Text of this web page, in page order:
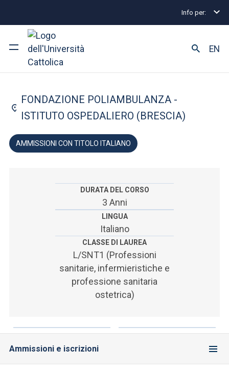
Info per:
Corsi di studio
Ricerca
ACCEDI ALLA MAIL ICATT
SEI UN DOCENTE O UN MEMBRO DELLO STAFF
ACCEDI A CLOUDMAIL
EN
Infermieristica
FACOLTÀ DI: MEDICINA E CHIRURGIA
Infermieristica
FONDAZIONE POLIAMBULANZA -
ISTITUTO OSPEDALIERO (BRESCIA)
AMMISSIONI CON TITOLO ITALIANO
DURATA DEL CORSO
3 Anni
LINGUA
Italiano
CLASSE DI LAUREA
L/SNT1 (Professioni
sanitarie, infermieristiche e
professione sanitaria
ostetrica)
Ammissioni e iscrizioni